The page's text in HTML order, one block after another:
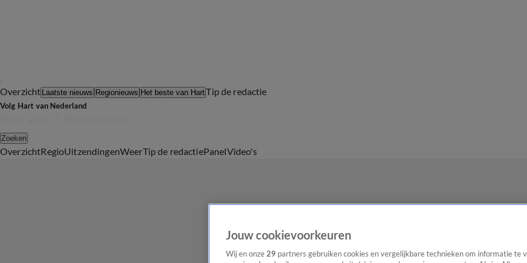
Overzicht Laatste nieuws Regionieuws Het beste van HartTip de redactie
Volg Hart van Nederland
Zoeken
OverzichtRegioUitzendingenWeerTip de redactiePanelVideo's
Jouw cookievoorkeuren
Wij en onze 29 partners gebruiken cookies en vergelijkbare technieken om informatie te